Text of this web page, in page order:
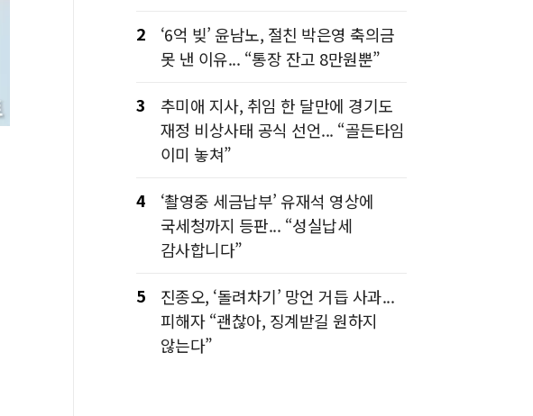
2
‘6억 빚’ 윤남노, 절친 박은영 축의금
못 낸 이유... “통장 잔고 8만원뿐”
3
추미애 지사, 취임 한 달만에 경기도
재정 비상사태 공식 선언... “골든타임
이미 놓쳐”
4
‘촬영중 세금납부’ 유재석 영상에
국세청까지 등판... “성실납세
감사합니다”
5
진종오, ‘돌려차기’ 망언 거듭 사과...
피해자 “괜찮아, 징계받길 원하지
않는다”